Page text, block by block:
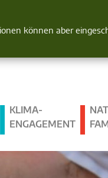
können aber
KLIMA­
ENGAGEMENT